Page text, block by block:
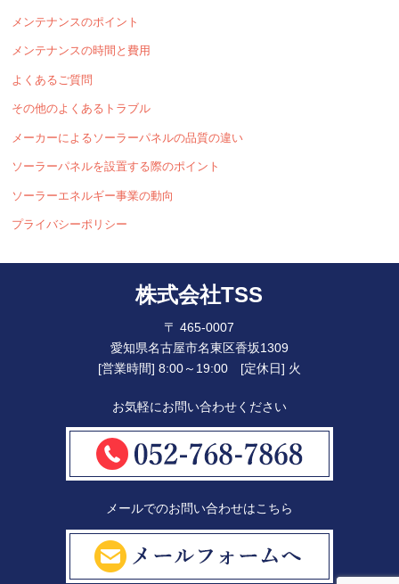
メンテナンスのポイント
メンテナンスの時間と費用
よくあるご質問
その他のよくあるトラブル
メーカーによるソーラーパネルの品質の違い
ソーラーパネルを設置する際のポイント
ソーラーエネルギー事業の動向
プライバシーポリシー
株式会社TSS
〒 465-0007
愛知県名古屋市名東区香坂1309
[営業時間] 8:00～19:00 [定休日] 火
お気軽にお問い合わせください
メールでのお問い合わせはこちら